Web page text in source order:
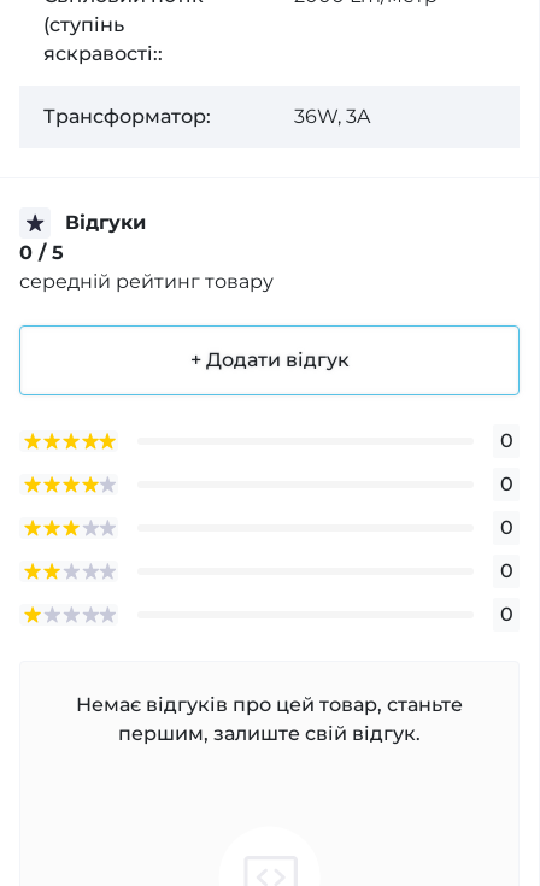
(ступінь
яскравості::
Трансформатор: 36W, 3A
Відгуки
0 / 5
середній рейтинг товару
+ Додати відгук
0
0
0
0
0
Немає відгуків про цей товар, станьте
першим, залиште свій відгук.